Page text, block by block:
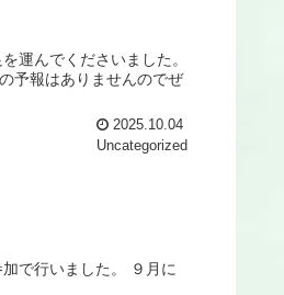
運んでくださいました。
予報はありませんのでぜ
2025.10.04
Uncategorized
で行いました。 ９月に